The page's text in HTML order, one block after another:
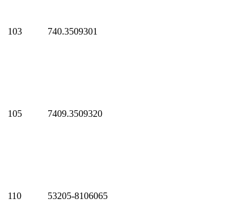
103 740.3509301
105 7409.3509320
110 53205-8106065